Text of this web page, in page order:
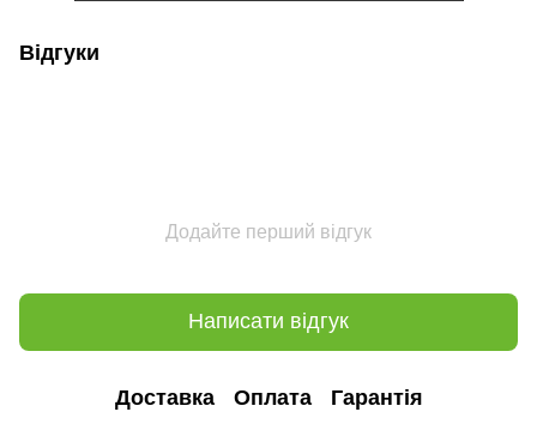
Відгуки
Додайте перший відгук
Написати відгук
Доставка Оплата Гарантія